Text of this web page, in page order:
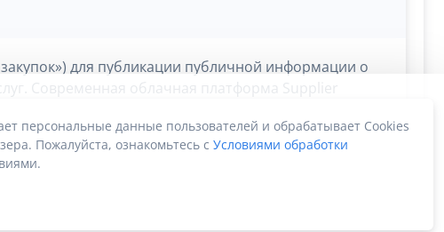
для публикации публичной информации о
Современная облачная платформа Supplier
персональные данные пользователей и обрабатывает Cookies
Пожалуйста, ознакомьтесь с Условиями обработки